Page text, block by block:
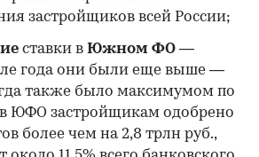
застройщиков всей России;
ставки в Южном ФО —
года они были еще выше —
также было максимумом по
в ЮФО застройщикам одобрено
более чем на 2,8 трлн руб.,